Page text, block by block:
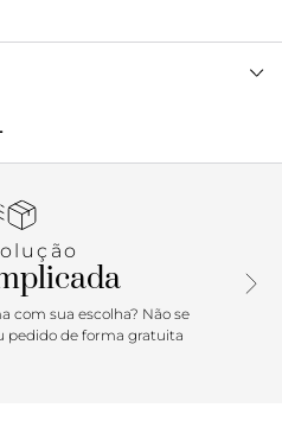
estampada com nome
traz tiras brancas com
o chinelo de dedo exibe todo
com sua escolha? Não se
pedido de forma gratuita